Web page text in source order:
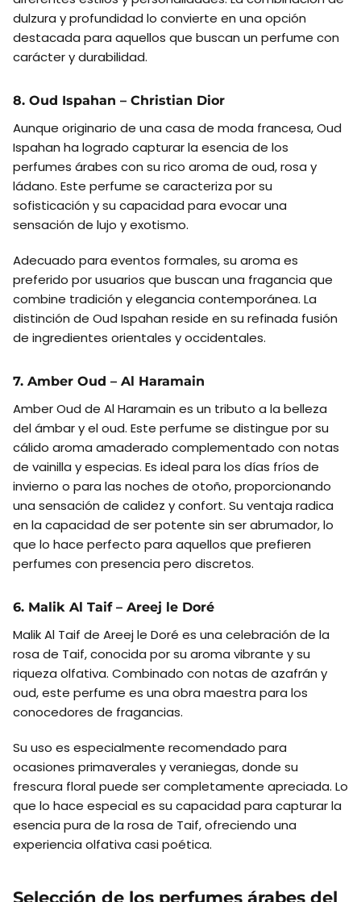
dulzura y profundidad lo convierte en una opción
destacada para aquellos que buscan un perfume con
carácter y durabilidad.
8. Oud Ispahan – Christian Dior
Aunque originario de una casa de moda francesa, Oud
Ispahan ha logrado capturar la esencia de los
perfumes árabes con su rico aroma de oud, rosa y
ládano. Este perfume se caracteriza por su
sofisticación y su capacidad para evocar una
sensación de lujo y exotismo.
Adecuado para eventos formales, su aroma es
preferido por usuarios que buscan una fragancia que
combine tradición y elegancia contemporánea. La
distinción de Oud Ispahan reside en su refinada fusión
de ingredientes orientales y occidentales.
7. Amber Oud – Al Haramain
Amber Oud de Al Haramain es un tributo a la belleza
del ámbar y el oud. Este perfume se distingue por su
cálido aroma amaderado complementado con notas
de vainilla y especias. Es ideal para los días fríos de
invierno o para las noches de otoño, proporcionando
una sensación de calidez y confort. Su ventaja radica
en la capacidad de ser potente sin ser abrumador, lo
que lo hace perfecto para aquellos que prefieren
perfumes con presencia pero discretos.
6. Malik Al Taif – Areej le Doré
Malik Al Taif de Areej le Doré es una celebración de la
rosa de Taif, conocida por su aroma vibrante y su
riqueza olfativa. Combinado con notas de azafrán y
oud, este perfume es una obra maestra para los
conocedores de fragancias.
Su uso es especialmente recomendado para
ocasiones primaverales y veraniegas, donde su
frescura floral puede ser completamente apreciada. Lo
que lo hace especial es su capacidad para capturar la
esencia pura de la rosa de Taif, ofreciendo una
experiencia olfativa casi poética.
Selección de los perfumes árabes del